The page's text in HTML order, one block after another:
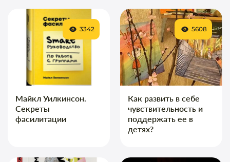
Майкл Уилкинсон.
Секреты
фасилитации
3342
Как развить в себе
чувствительность и
поддержать ее в
детях?
5608